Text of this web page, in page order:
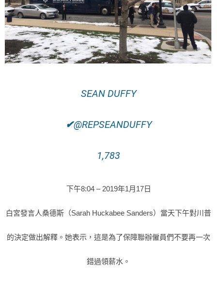
SEAN DUFFY
✔@REPSEANDUFFY
1,783
下午8:04 – 2019年1月17日
白宮發言人桑德斯（Sarah Huckabee Sanders）當天下午對川普
的決定做出解釋。她表示，這是為了保障聯辦僱員們不要再一次
錯過領薪水。